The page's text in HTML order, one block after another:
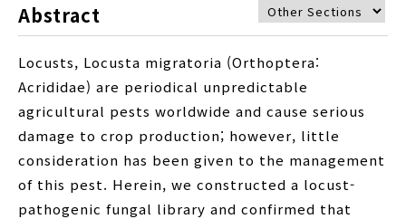
Abstract
Locusts, Locusta migratoria (Orthoptera:
Acrididae) are periodical unpredictable
agricultural pests worldwide and cause serious
damage to crop production; however, little
consideration has been given to the management
of this pest. Herein, we constructed a locust-
pathogenic fungal library and confirmed that